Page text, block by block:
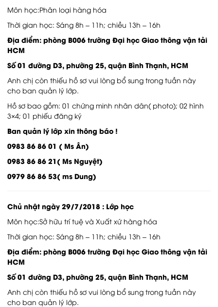
Môn học:Phân loại hàng hóa
Thời gian học: Sáng 8h – 11h; chiều 13h – 16h
Địa điểm: phòng B006 trường Đại học Giao thông vận tải
HCM
Số 01 đường D3, phường 25, quận Bình Thạnh, HCM
Anh chị còn thiếu hồ sơ vui lòng bổ sung trong tuần này
cho ban quản lý lớp.
Hồ sơ bao gồm: 01 chứng minh nhân dân( photo); 02 hình
3×4; 01 phiếu đăng ký
Ban quản lý lớp xin thông báo !
0983 86 86 01 ( Ms Ân)
0983 86 86 21( Ms Nguyệt)
0979 86 86 53( ms Dung)
Chủ nhật ngày 29/7/2018 : Lớp học
Môn học:Sở hữu trí tuệ và Xuất xứ hàng hóa
Thời gian học: Sáng 8h – 11h; chiều 13h – 16h
Địa điểm: phòng B006 trường Đại học Giao thông vận tải
HCM
Số 01 đường D3, phường 25, quận Bình Thạnh, HCM
Anh chị còn thiếu hồ sơ vui lòng bổ sung trong tuần này
cho ban quản lý lớp.